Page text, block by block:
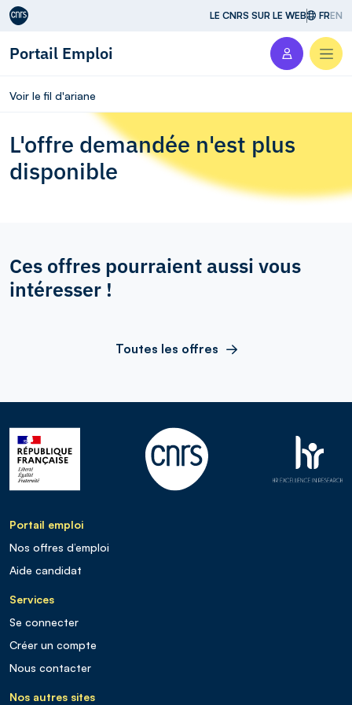
Aller au contenu LE CNRS SUR LE WEB FREN
Portail Emploi
Voir le fil d'ariane
L'offre demandée n'est plus
disponible
Ces offres pourraient aussi vous
intéresser !
Toutes les offres
Portail emploi
Nos offres d’emploi
Aide candidat
Services
Se connecter
Créer un compte
Nous contacter
Nos autres sites